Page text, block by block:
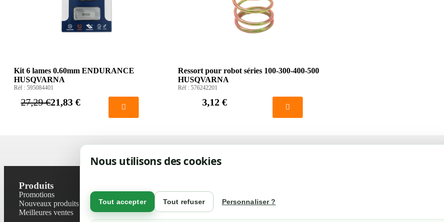
Nous utilisons des cookies
Tout accepter Tout refuser Personnaliser ?
Kit 6 lames 0.60mm ENDURANCE
HUSQVARNA
Réf : 595084401
27,29 €21,83 €
Ressort pour robot séries 100-300-400-500
HUSQVARNA
Réf : 576242201
3,12 €
Produits
Promotions
Nouveaux produits
Meilleures ventes
Contactez-nous
Plan du site
Magasin